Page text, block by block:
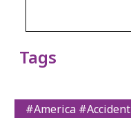
Tags
#America #Accident